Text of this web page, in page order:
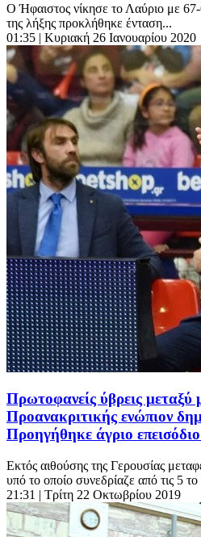
Ο Ήφαιστος νίκησε το Λαύριο με
της λήξης προκλήθηκε ένταση...
01:35 | Κυριακή 26 Ιανουαρίου 2020
Πρωτοφανείς ύβρεις μεταξύ
Προανακριτικής ενώπιον
Προηγήθηκε άγριο
Εκτός αιθούσης της Γερουσίας
υπό το οποίο συνεδρίαζε από τις 5
21:31 | Τρίτη 22 Οκτωβρίου 2019